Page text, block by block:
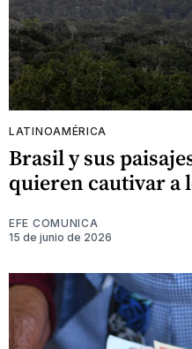
LATINOAMÉRICA
Brasil y sus
quieren cautivar a
EFE COMUNICA
15 de junio de 2026